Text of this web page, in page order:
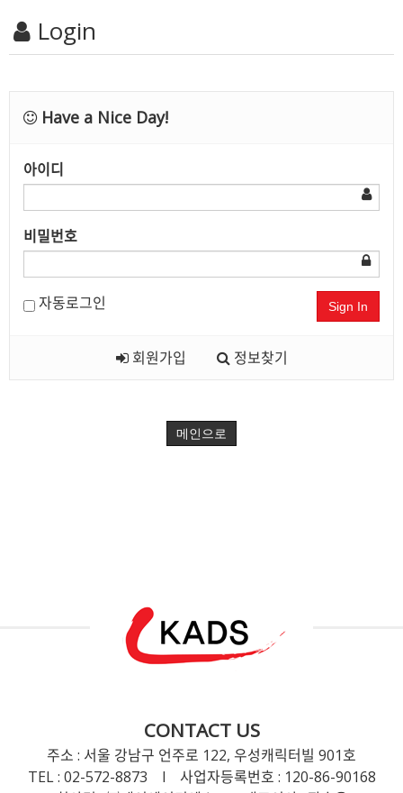
Login
Have a Nice Day!
아이디
비밀번호
자동로그인 Sign In
회원가입 정보찾기
메인으로
CONTACT US
주소 : 서울 강남구 언주로 122, 우성캐릭터빌 901호
TEL : 02-572-8873 l 사업자등록번호 : 120-86-90168